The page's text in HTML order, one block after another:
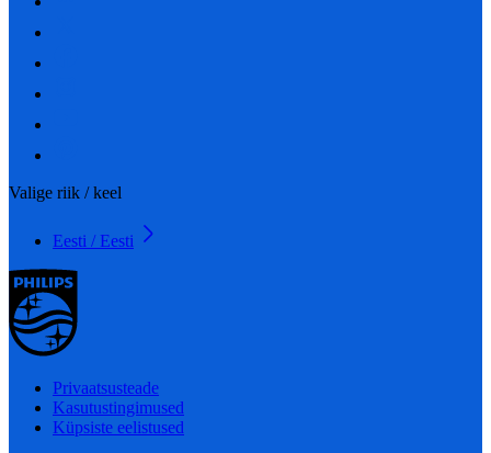
Valige riik / keel
Eesti / Eesti
Privaatsusteade
Kasutustingimused
Küpsiste eelistused